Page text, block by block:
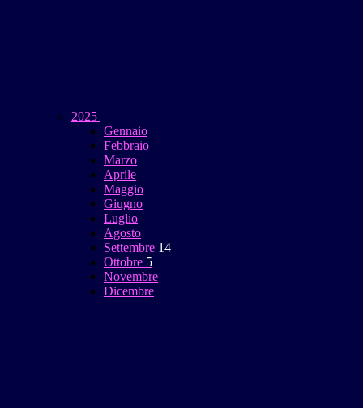
2025
Gennaio
Febbraio
Marzo
Aprile
Maggio
Giugno
Luglio
Agosto
Settembre 14
Ottobre 5
Novembre
Dicembre